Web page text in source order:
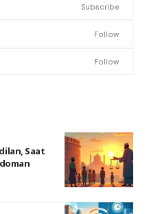
Subscribe
Follow
Follow
Saat